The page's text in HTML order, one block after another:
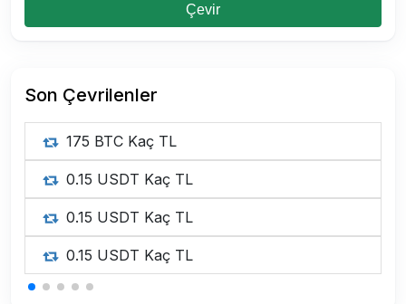
Çevir
Son Çevrilenler
175 BTC Kaç TL
0.15 USDT Kaç TL
0.15 USDT Kaç TL
0.15 USDT Kaç TL